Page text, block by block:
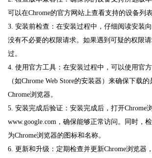
可以在Chrome的官方网站上查看支持的设备列表
3. 安装前检查：在安装过程中，仔细阅读安装
没有不必要的权限请求。如果遇到可疑的权限
过。
4. 使用官方工具：在安装过程中，可以使用官
（如Chrome Web Store的安装器）来确保下载
Chrome浏览器。
5. 安装完成后验证：安装完成后，打开Chrome
www.google.com，确保能够正常访问。同时，
为Chrome浏览器的图标和名称。
6. 更新和升级：定期检查并更新Chrome浏览器